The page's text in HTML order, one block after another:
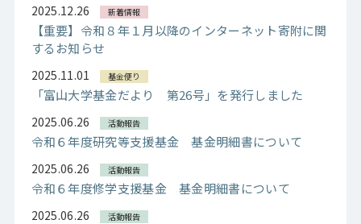
2025.12.26 新着情報
【重要】令和８年１月以降のインターネット寄附に関
するお知らせ
2025.11.01 基金便り
「富山大学基金だより 第26号」を発行しました
2025.06.26 活動報告
令和６年度研究等支援基金 基金明細書について
2025.06.26 活動報告
令和６年度修学支援基金 基金明細書について
2025.06.26 活動報告